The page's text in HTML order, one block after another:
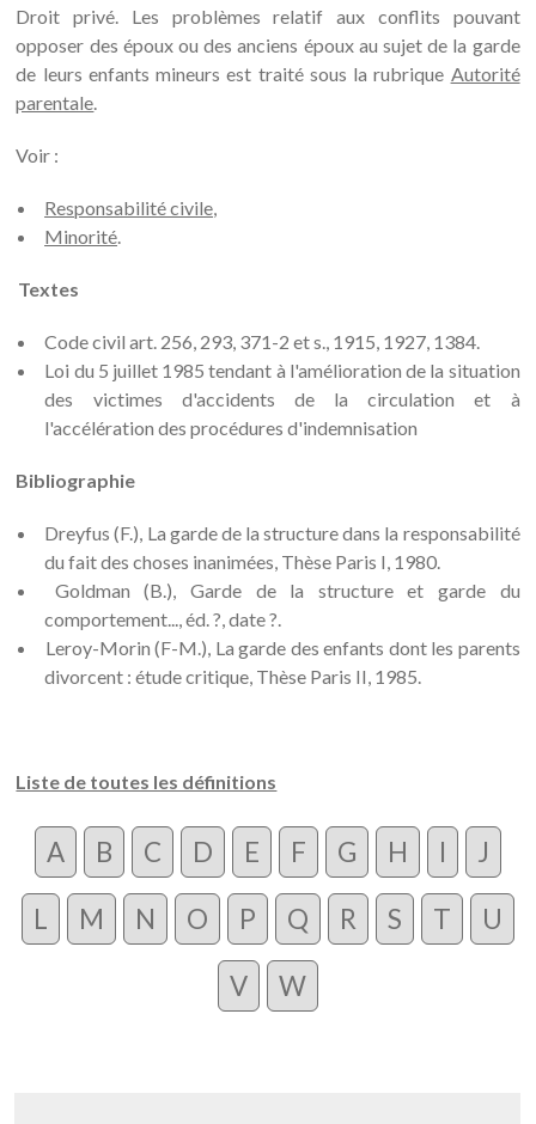
Droit privé. Les problèmes relatif aux conflits pouvant
opposer des époux ou des anciens époux au sujet de la garde
de leurs enfants mineurs est traité sous la rubrique Autorité
parentale.
Voir :
Responsabilité civile,
Minorité.
Textes
Code civil art. 256, 293, 371-2 et s., 1915, 1927, 1384.
Loi du 5 juillet 1985 tendant à l'amélioration de la situation
des victimes d'accidents de la circulation et à
l'accélération des procédures d'indemnisation
Bibliographie
Dreyfus (F.), La garde de la structure dans la responsabilité
du fait des choses inanimées, Thèse Paris I, 1980.
Goldman (B.), Garde de la structure et garde du
comportement..., éd. ?, date ?.
Leroy-Morin (F-M.), La garde des enfants dont les parents
divorcent : étude critique, Thèse Paris II, 1985.
Liste de toutes les définitions
A B C D E F G H I J
L M N O P Q R S T U
V W